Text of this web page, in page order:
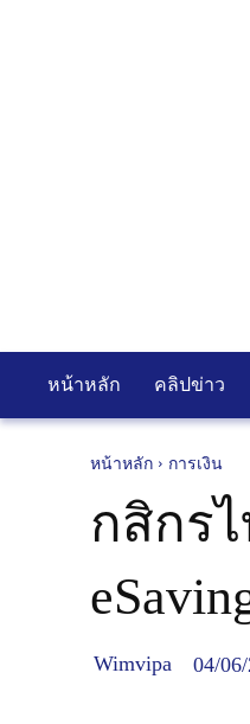
หน้าหลัก คลิปข่าว
หน้าหลัก การเงิน
กสิกร
Wimvipa 04/